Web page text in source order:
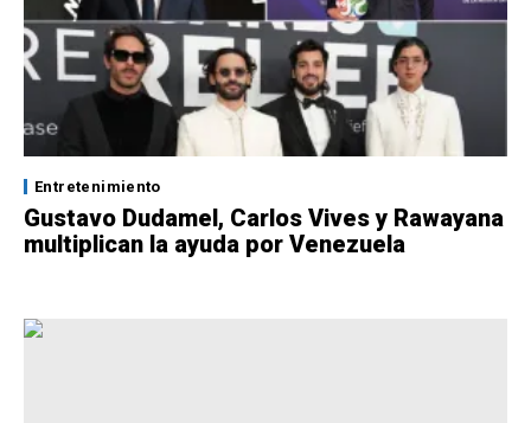
Entretenimiento
Gustavo Dudamel, Carlos Vives y Rawayana
multiplican la ayuda por Venezuela